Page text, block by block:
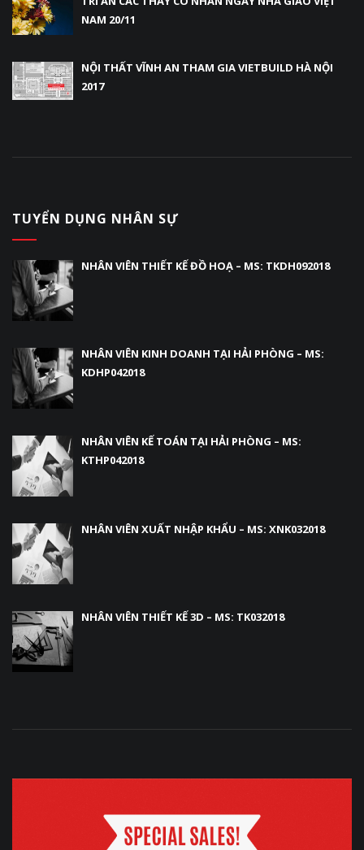
NAM 20/11
NỘI THẤT VĨNH AN THAM GIA VIETBUILD HÀ NỘI
2017
TUYỂN DỤNG NHÂN SỰ
NHÂN VIÊN THIẾT KẾ ĐỒ HOẠ – MS: TKDH092018
NHÂN VIÊN KINH DOANH TẠI HẢI PHÒNG – MS:
KDHP042018
NHÂN VIÊN KẾ TOÁN TẠI HẢI PHÒNG – MS:
KTHP042018
NHÂN VIÊN XUẤT NHẬP KHẨU – MS: XNK032018
NHÂN VIÊN THIẾT KẾ 3D – MS: TK032018